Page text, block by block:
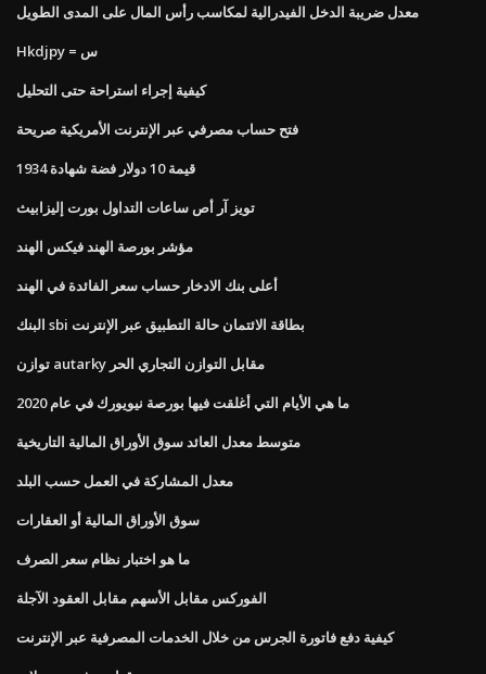
معدل ضريبة الدخل الفيدرالية لمكاسب رأس المال على المدى الطويل
Hkdjpy = س
كيفية إجراء استراحة حتى التحليل
فتح حساب مصرفي عبر الإنترنت الأمريكية صريحة
قيمة 10 دولار فضة شهادة 1934
تويز آر أص ساعات التداول بورت إليزابيث
مؤشر بورصة الهند فيكس الهند
أعلى بنك الادخار حساب سعر الفائدة في الهند
البنك sbi بطاقة الائتمان حالة التطبيق عبر الإنترنت
توازن autarky مقابل التوازن التجاري الحر
ما هي الأيام التي أغلقت فيها بورصة نيويورك في عام 2020
متوسط ​​معدل العائد سوق الأوراق المالية التاريخية
معدل المشاركة في العمل حسب البلد
سوق الأوراق المالية أو العقارات
ما هو اختبار نظام سعر الصرف
الفوركس مقابل الأسهم مقابل العقود الآجلة
كيفية دفع فاتورة الجرس من خلال الخدمات المصرفية عبر الإنترنت